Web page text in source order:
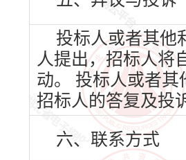
投标人或者其他
人提出，招标人将
动。 投标人或者
招标人的答复及投
六、联系方式